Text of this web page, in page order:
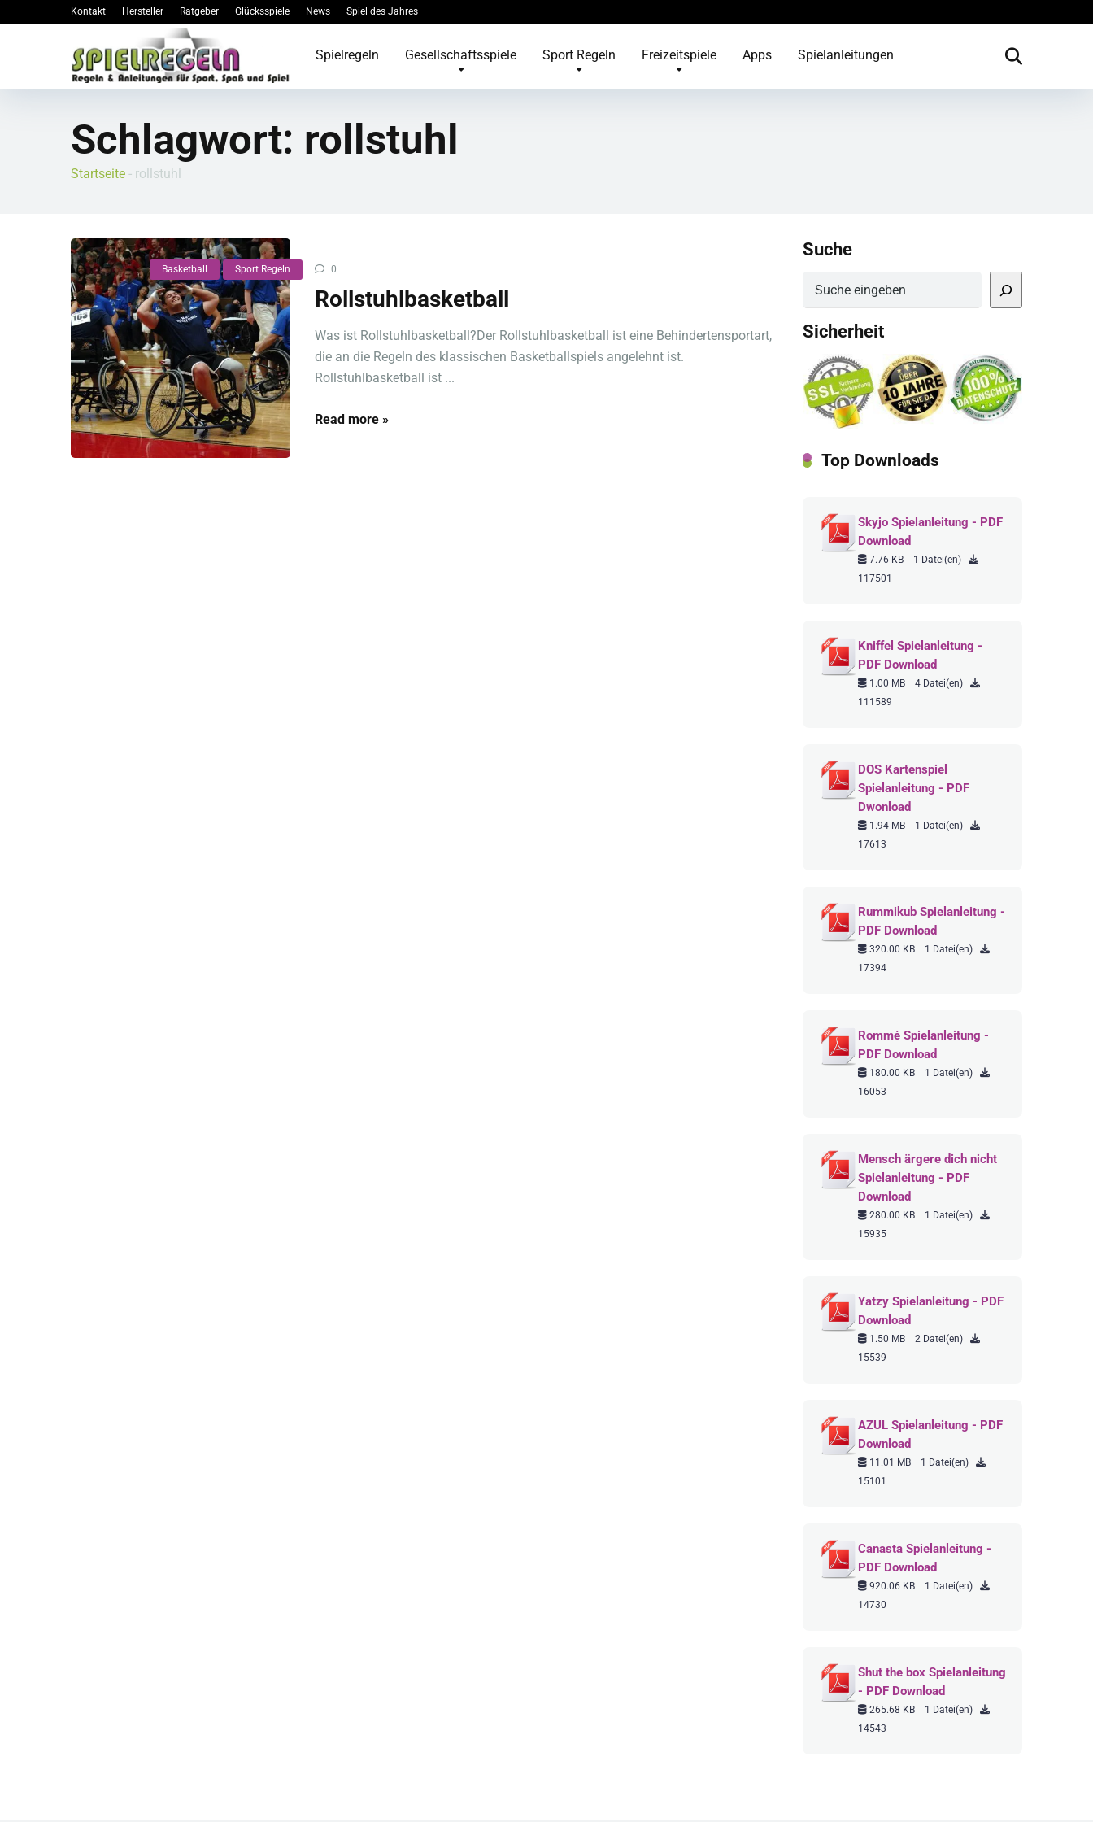
Kontakt Hersteller Ratgeber Glücksspiele News Spiel des Jahres
Spielregeln Gesellschaftsspiele Sport Regeln Freizeitspiele Apps Spielanleitungen
Schlagwort: rollstuhl
Startseite - rollstuhl
Basketball Sport Regeln 0
Rollstuhlbasketball
Was ist Rollstuhlbasketball?Der Rollstuhlbasketball ist eine Behindertensportart,
die an die Regeln des klassischen Basketballspiels angelehnt ist.
Rollstuhlbasketball ist ...
Read more »
Suche
Sicherheit
Top Downloads
Skyjo Spielanleitung - PDF
Download
7.76 KB
1 Datei(en)
117501
Kniffel Spielanleitung -
PDF Download
1.00 MB
4 Datei(en)
111589
DOS Kartenspiel
Spielanleitung - PDF
Dwonload
1.94 MB
1 Datei(en)
17613
Rummikub Spielanleitung -
PDF Download
320.00 KB
1 Datei(en)
17394
Rommé Spielanleitung -
PDF Download
180.00 KB
1 Datei(en)
16053
Mensch ärgere dich nicht
Spielanleitung - PDF
Download
280.00 KB
1 Datei(en)
15935
Yatzy Spielanleitung - PDF
Download
1.50 MB
2 Datei(en)
15539
AZUL Spielanleitung - PDF
Download
11.01 MB
1 Datei(en)
15101
Canasta Spielanleitung -
PDF Download
920.06 KB
1 Datei(en)
14730
Shut the box Spielanleitung
- PDF Download
265.68 KB
1 Datei(en)
14543